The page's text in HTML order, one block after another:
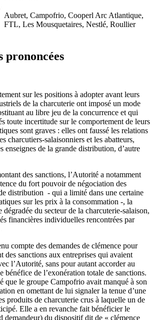
Aubret, Campofrio, Cooperl Arc Atlantique,
FTL, Les Mousquetaires, Nestlé, Roullier
prononcées
sur les positions à adopter avant leurs
de la charcuterie ont imposé un mode
au libre jeu de la concurrence et qui
toute incertitude sur le comportement de leurs
sont graves : elles ont faussé les relations
charcutiers-salaisonniers et les abatteurs,
enseignes de la grande distribution, d’autre
des sanctions, l’Autorité a notamment
du fort pouvoir de négociation des
distribution - qui a limité dans une certaine
sur les prix à la consommation -, la
du secteur de la charcuterie-salaison,
financières individuelles rencontrées par
compte des demandes de clémence pour
des sanctions aux entreprises qui avaient
l’Autorité, sans pour autant accorder au
bénéfice de l’exonération totale de sanctions.
que le groupe Campofrio avait manqué à son
en omettant de lui signaler la tenue d’une
produits de charcuterie crus à laquelle un de
Elle a en revanche fait bénéficier le
demandeur) du dispositif dit de « clémence